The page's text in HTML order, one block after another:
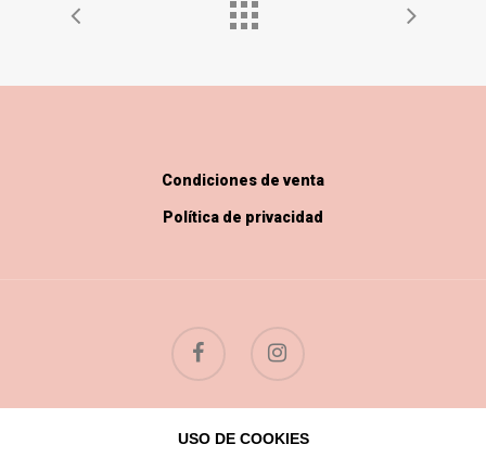
Condiciones de venta
Política de privacidad
© 2026 Flores Silvestres.
USO DE COOKIES